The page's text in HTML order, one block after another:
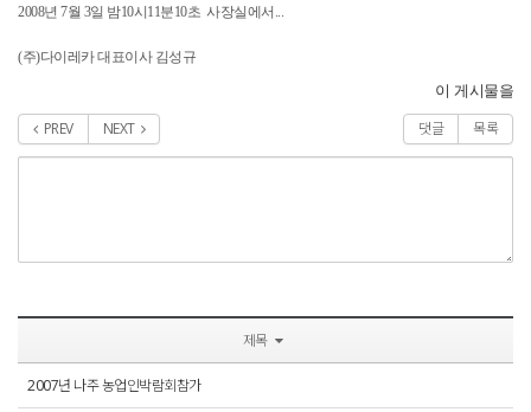
2008년 7월 3일 밤10시11분10초 사장실에서...
(주)다이레카 대표이사 김성규
이 게시물을
PREV NEXT 댓글 목록
제목
2007년 나주 농업인박람회참가